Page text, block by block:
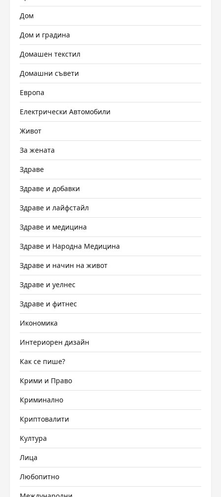
Дом
Дом и градина
Домашен текстил
Домашни съвети
Европа
Електрически Автомобили
Живот
За жената
Здраве
Здраве и добавки
Здраве и лайфстайл
Здраве и медицина
Здраве и Народна Медицина
Здраве и начин на живот
Здраве и уелнес
Здраве и фитнес
Икономика
Интериорен дизайн
Как се пише?
Крими и Право
Криминално
Криптовалити
Култура
Лица
Любопитно